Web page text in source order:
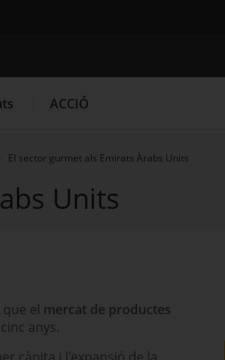
Cercador
Convocatòries d'ajuts obertes
ACCIÓ
El sector gurmet als Emirats Àrabs Units
Units
el mercat de productes
anys.